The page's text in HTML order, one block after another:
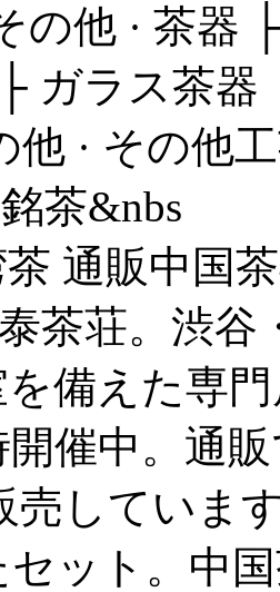
の他 · 茶器
ガラス茶器
· その他
茶&nbs
通販中国
茶荘。渋
備えた専
開催中。通
売していま
ット。中